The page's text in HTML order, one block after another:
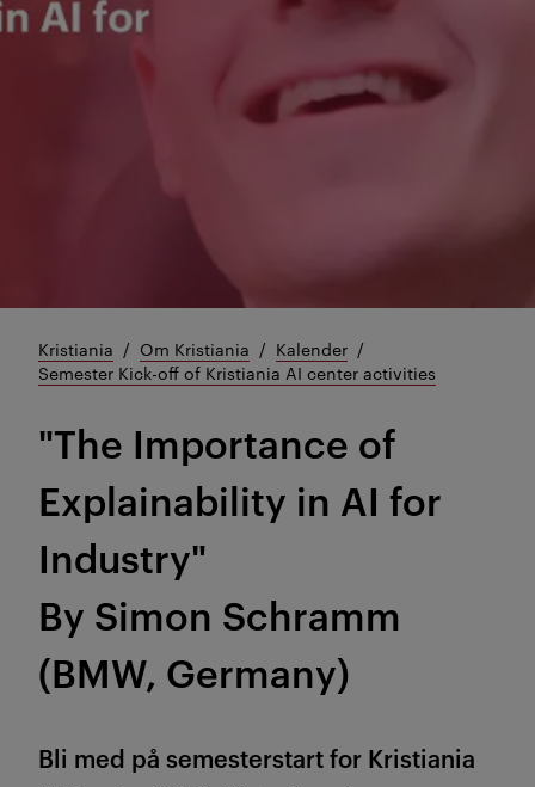
Kristiania Om Kristiania
Kalender
Semester Kick-off of Kristiania AI center activities
"The Importance of
Explainability in AI for
Industry"
By Simon Schramm
(BMW, Germany)
Bli med på semesterstart for Kristiania